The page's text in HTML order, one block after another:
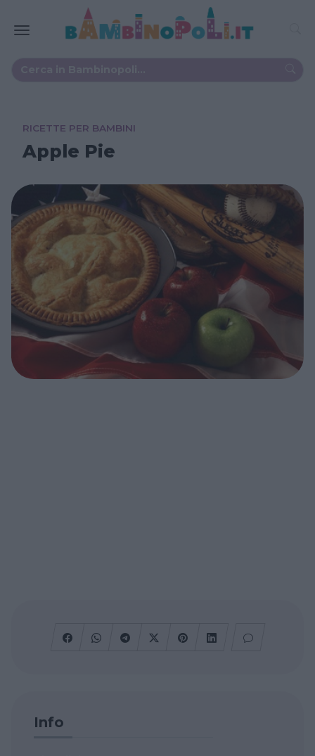
RICETTE PER BAMBINI
Apple Pie
Info